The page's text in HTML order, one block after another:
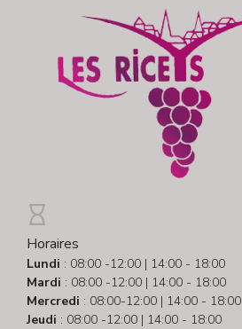
Horaires
Lundi : 08:00 -12:00 | 14:00 - 18:00
Mardi : 08:00 -12:00 | 14:00 - 18:00
Mercredi : 08:00-12:00 | 14:00 - 18:00
Jeudi : 08:00 -12:00 | 14:00 - 18:00